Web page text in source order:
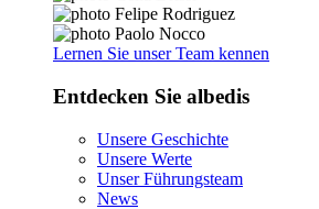
Lernen Sie unser Team kennen
Entdecken Sie albedis
Unsere Geschichte
Unsere Werte
Unser Führungsteam
News